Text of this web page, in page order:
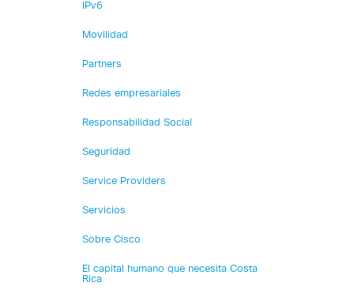
IPv6
Movilidad
Partners
Redes empresariales
Responsabilidad Social
Seguridad
Service Providers
Servicios
Sobre Cisco
El capital humano que necesita Costa
Rica